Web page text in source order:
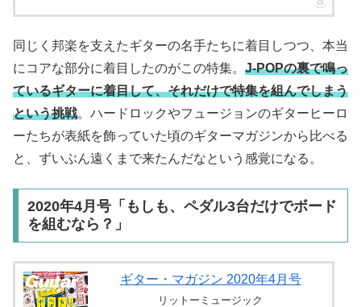
同じく邦楽を支えたギターの名手たちに着目しつつ、本当
にコアな部分に着目したのがこの特集。 J-POPの裏で鳴っ
ているギターに着目して、それだけで特集を組んでしまう
という挑戦。ハードロックやフュージョンのギターヒーロ
ーたちが表紙を飾っていた頃のギターマガジンから比べる
と、ずいぶん遠くまで来たんだなという感覚になる。
2020年4月号「もしも、ペダル3台だけでボード
を組むなら？」
ギター・マガジン 2020年4月号
リットーミュージック